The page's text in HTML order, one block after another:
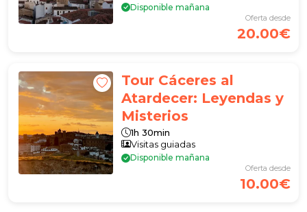
Disponible mañana
Oferta desde
20.00€
Tour Cáceres al
Atardecer: Leyendas y
Misterios
1h 30min
Visitas guiadas
Disponible mañana
Oferta desde
10.00€